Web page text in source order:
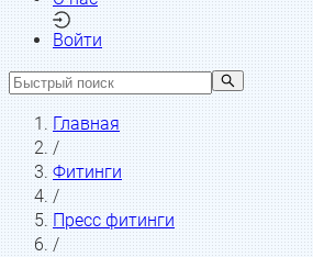
Войти
Главная
/
Фитинги
/
Пресс фитинги
/